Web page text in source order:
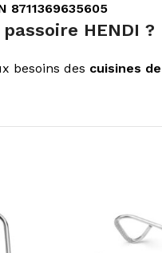
8711369635605
HENDI ?
besoins des cuisines